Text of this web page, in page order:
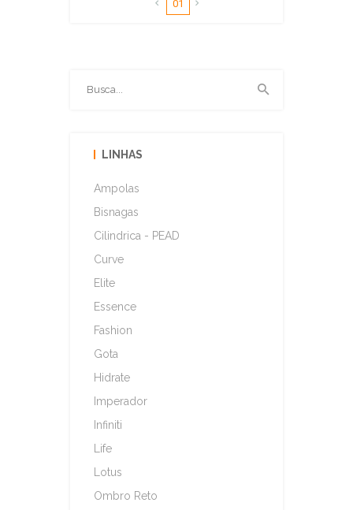
01
LINHAS
Ampolas
Bisnagas
Cilindrica - PEAD
Curve
Elite
Essence
Fashion
Gota
Hidrate
Imperador
Infiniti
Life
Lotus
Ombro Reto